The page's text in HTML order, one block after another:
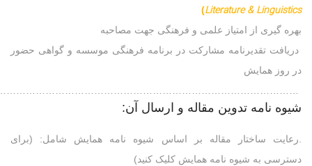
Literature & Linguistics
)
بهره گیری از امتیاز علمی و فرهنگی جهت مصاحبه
دریافت تقدیرنامه مشارکت در برنامه فرهنگی موسسه و گواهی حضور
در روز همایش
شيوه نامه تدوين مقاله و ارسال آن:
.رعايت ساختار مقاله بر اساس شیوه نامه همایش شامل: (برای
دسترسی به شیوه نامه همایش کلیک کنید)